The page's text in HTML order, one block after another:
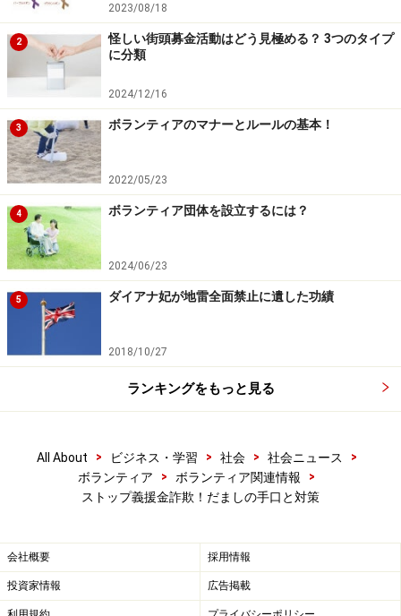
2023/08/18
2
怪しい街頭募金活動はどう見極める？ 3つのタイプ
に分類
2024/12/16
3 ボランティアのマナーとルールの基本！
2022/05/23
4 ボランティア団体を設立するには？
2024/06/23
5 ダイアナ妃が地雷全面禁止に遺した功績
2018/10/27
ランキングをもっと見る
All About > ビジネス・学習 > 社会 > 社会ニュース
>
ボランティア
> ボランティア関連情報
>
ストップ義援金詐欺！だましの手口と対策
会社概要 採用情報
投資家情報 広告掲載